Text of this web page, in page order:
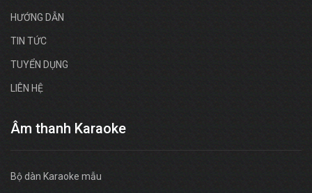
HƯỚNG DẪN
TIN TỨC
TUYỂN DỤNG
LIÊN HỆ
Âm thanh Karaoke
Bộ dàn Karaoke mẫu